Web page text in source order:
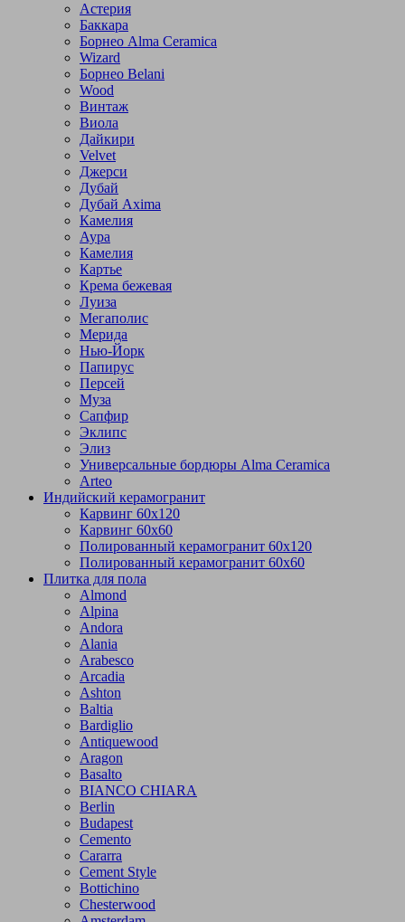
Астерия
Баккара
Борнео Alma Ceramica
Wizard
Борнео Belani
Wood
Винтаж
Виола
Дайкири
Velvet
Джерси
Дубай
Дубай Axima
Камелия
Аура
Камелия
Картье
Крема бежевая
Луиза
Мегаполис
Мерида
Нью-Йорк
Папирус
Персей
Муза
Сапфир
Эклипс
Элиз
Универсальные бордюры Alma Ceramica
Arteo
Индийский керамогранит
Карвинг 60х120
Карвинг 60х60
Полированный керамогранит 60х120
Полированный керамогранит 60х60
Плитка для пола
Almond
Alpina
Andora
Alania
Arabesco
Arcadia
Ashton
Baltia
Bardiglio
Antiquewood
Aragon
Basalto
BIANCO CHIARA
Berlin
Budapest
Cemento
Cararra
Cement Style
Bottichino
Chesterwood